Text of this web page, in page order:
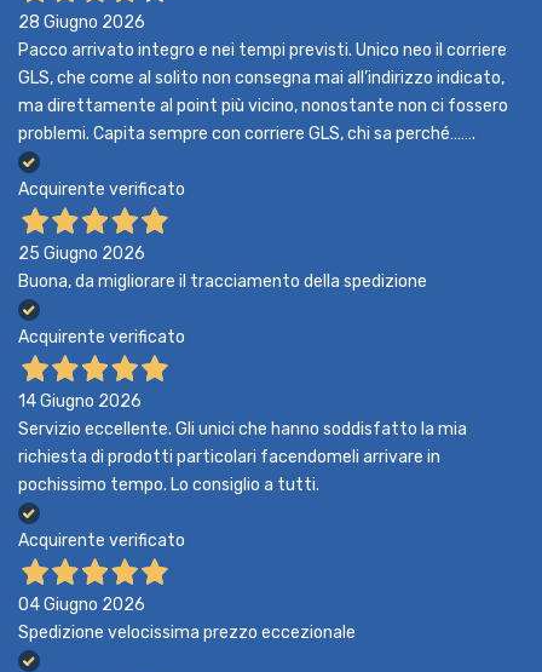
28 Giugno 2026
Pacco arrivato integro e nei tempi previsti. Unico neo il corriere
GLS, che come al solito non consegna mai all’indirizzo indicato,
ma direttamente al point più vicino, nonostante non ci fossero
problemi. Capita sempre con corriere GLS, chi sa perché…….
Acquirente verificato
25 Giugno 2026
Buona, da migliorare il tracciamento della spedizione
Acquirente verificato
14 Giugno 2026
Servizio eccellente. Gli unici che hanno soddisfatto la mia
richiesta di prodotti particolari facendomeli arrivare in
pochissimo tempo. Lo consiglio a tutti.
Acquirente verificato
04 Giugno 2026
Spedizione velocissima prezzo eccezionale